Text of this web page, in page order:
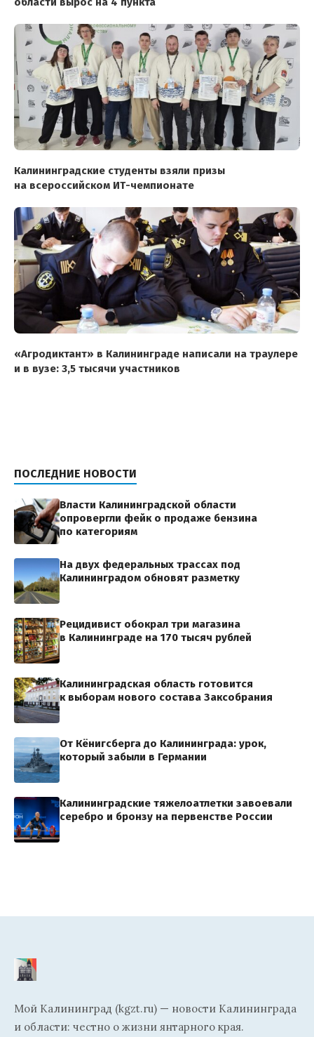
Калининградские студенты взяли призы
на всероссийском ИТ-чемпионате
«Агродиктант» в Калининграде написали на траулере
и в вузе: 3,5 тысячи участников
ПОСЛЕДНИЕ НОВОСТИ
Власти Калининградской области
опровергли фейк о продаже бензина
по категориям
На двух федеральных трассах под
Калининградом обновят разметку
Рецидивист обокрал три магазина
в Калининграде на 170 тысяч рублей
Калининградская область готовится
к выборам нового состава Заксобрания
От Кёнигсберга до Калининграда: урок,
который забыли в Германии
Калининградские тяжелоатлетки завоевали
серебро и бронзу на первенстве России
Мой Калининград (kgzt.ru) — новости Калининграда
и области: честно о жизни янтарного края.